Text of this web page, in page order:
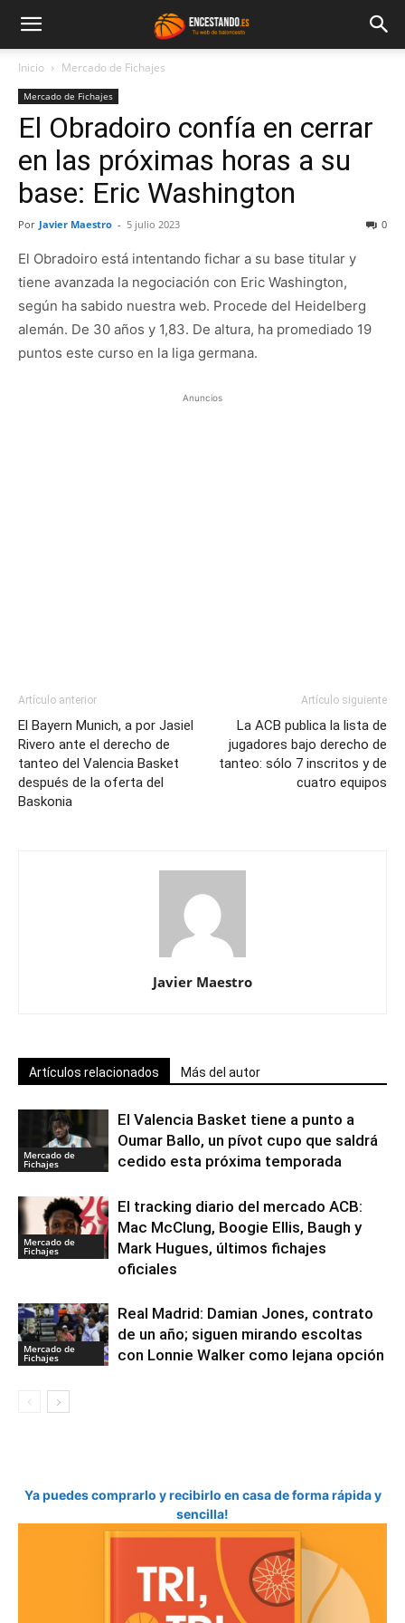
Inicio Mercado de Fichajes
Mercado de Fichajes
El Obradoiro confía en cerrar
en las próximas horas a su
base: Eric Washington
Por Javier Maestro - 5 julio 2023 0
El Obradoiro está intentando fichar a su base titular y
tiene avanzada la negociación con Eric Washington,
según ha sabido nuestra web. Procede del Heidelberg
alemán. De 30 años y 1,83. De altura, ha promediado 19
puntos este curso en la liga germana.
Anuncios
Artículo anterior
El Bayern Munich, a por Jasiel
Rivero ante el derecho de
tanteo del Valencia Basket
después de la oferta del
Baskonia
Artículo siguiente
La ACB publica la lista de
jugadores bajo derecho de
tanteo: sólo 7 inscritos y de
cuatro equipos
Javier Maestro
Artículos relacionados Más del autor
Mercado de
Fichajes
El Valencia Basket tiene a punto a
Oumar Ballo, un pívot cupo que saldrá
cedido esta próxima temporada
Mercado de
Fichajes
El tracking diario del mercado ACB:
Mac McClung, Boogie Ellis, Baugh y
Mark Hugues, últimos fichajes
oficiales
Mercado de
Fichajes
Real Madrid: Damian Jones, contrato
de un año; siguen mirando escoltas
con Lonnie Walker como lejana opción
Ya puedes comprarlo y recibirlo en casa de forma rápida y
sencilla!